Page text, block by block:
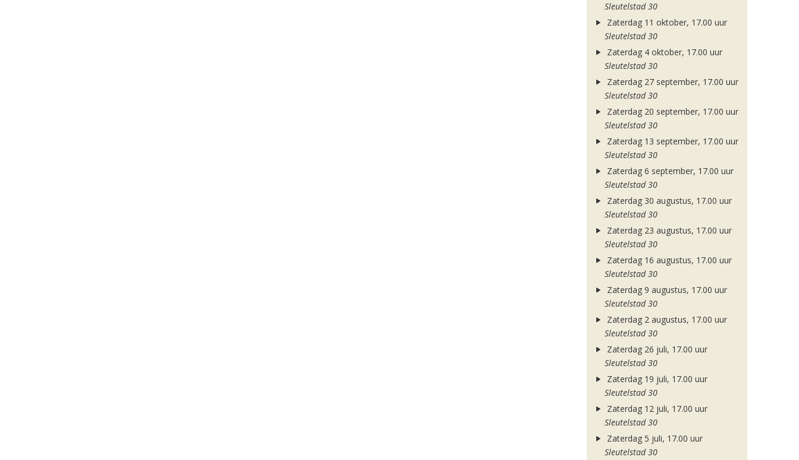
Sleutelstad 30
Zaterdag 11 oktober, 17.00 uur
Sleutelstad 30
Zaterdag 4 oktober, 17.00 uur
Sleutelstad 30
Zaterdag 27 september, 17.00 uur
Sleutelstad 30
Zaterdag 20 september, 17.00 uur
Sleutelstad 30
Zaterdag 13 september, 17.00 uur
Sleutelstad 30
Zaterdag 6 september, 17.00 uur
Sleutelstad 30
Zaterdag 30 augustus, 17.00 uur
Sleutelstad 30
Zaterdag 23 augustus, 17.00 uur
Sleutelstad 30
Zaterdag 16 augustus, 17.00 uur
Sleutelstad 30
Zaterdag 9 augustus, 17.00 uur
Sleutelstad 30
Zaterdag 2 augustus, 17.00 uur
Sleutelstad 30
Zaterdag 26 juli, 17.00 uur
Sleutelstad 30
Zaterdag 19 juli, 17.00 uur
Sleutelstad 30
Zaterdag 12 juli, 17.00 uur
Sleutelstad 30
Zaterdag 5 juli, 17.00 uur
Sleutelstad 30